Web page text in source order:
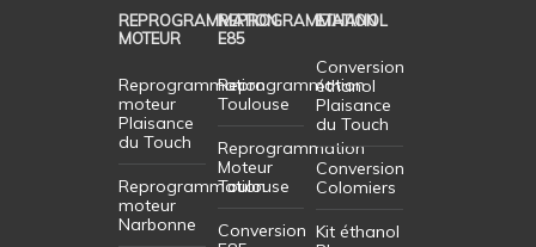
REPROGRAMMATION
MOTEUR
Reprogrammation
moteur
Plaisance
du Touch
Reprogrammation
moteur
Narbonne
REPROGRAMMATION
E85
Reprogrammation
Toulouse
Reprogrammation
Moteur
Toulouse
Conversion
ETHANOL
Conversion
éthanol
Plaisance
du Touch
Conversion
Colomiers
Kit éthanol